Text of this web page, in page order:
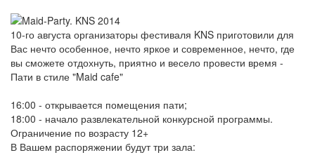
10-го августа организаторы фестиваля KNS приготовили для
Вас нечто особенное, нечто яркое и современное, нечто, где
вы сможете отдохнуть, приятно и весело провести время -
Пати в стиле "Maid cafe"
16:00 - открывается помещения пати;
18:00 - начало развлекательной конкурсной программы.
Ограничение по возрасту 12+
В Вашем распоряжении будут три зала: